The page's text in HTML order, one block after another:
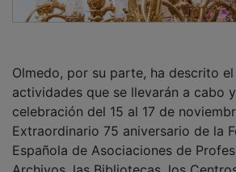
actividades que se llevarán a cabo y
celebración del 15 al 17 de
Extraordinario 75 aniversario de la
Española de Asociaciones de
Archivos, las Bibliotecas, los